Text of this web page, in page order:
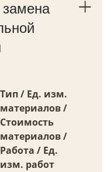
замена
Тип / Ед. изм.
материалов /
Стоимость
материалов /
Работа / Ед.
изм. работ